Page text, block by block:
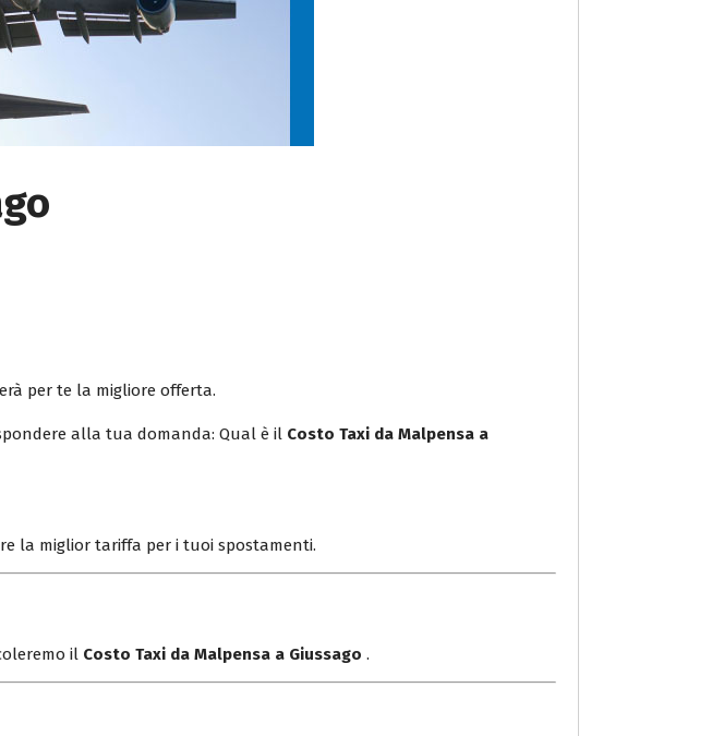
per te la migliore offerta.
alla tua domanda: Qual è il Costo Taxi da Malpensa a
la miglior tariffa per i tuoi spostamenti.
il Costo Taxi da Malpensa a Giussago .